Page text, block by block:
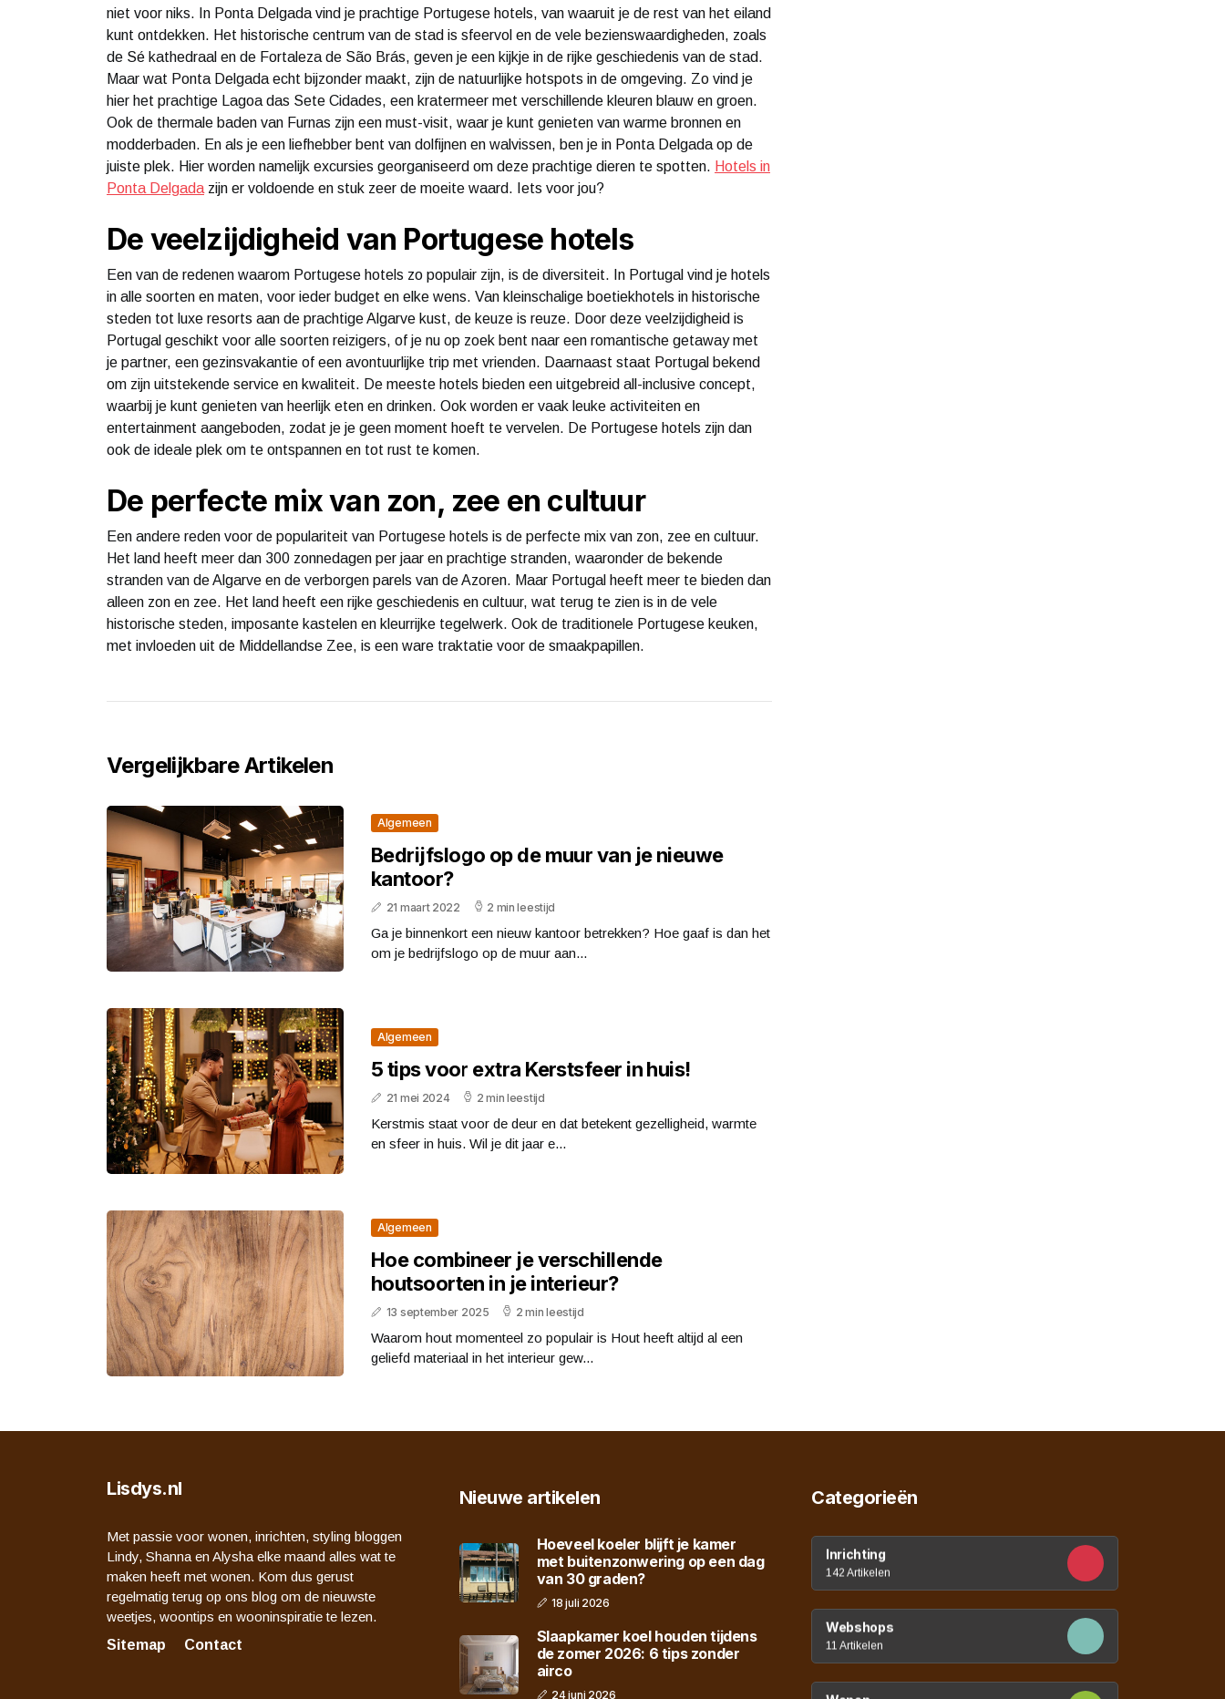
niet voor niks. In Ponta Delgada vind je prachtige Portugese hotels, van waaruit je de rest van het eiland
kunt ontdekken. Het historische centrum van de stad is sfeervol en de vele bezienswaardigheden, zoals
de Sé kathedraal en de Fortaleza de São Brás, geven je een kijkje in de rijke geschiedenis van de stad.
Maar wat Ponta Delgada echt bijzonder maakt, zijn de natuurlijke hotspots in de omgeving. Zo vind je
hier het prachtige Lagoa das Sete Cidades, een kratermeer met verschillende kleuren blauw en groen.
Ook de thermale baden van Furnas zijn een must-visit, waar je kunt genieten van warme bronnen en
modderbaden. En als je een liefhebber bent van dolfijnen en walvissen, ben je in Ponta Delgada op de
juiste plek. Hier worden namelijk excursies georganiseerd om deze prachtige dieren te spotten. Hotels in
Ponta Delgada zijn er voldoende en stuk zeer de moeite waard. Iets voor jou?
De veelzijdigheid van Portugese hotels
Een van de redenen waarom Portugese hotels zo populair zijn, is de diversiteit. In Portugal vind je hotels
in alle soorten en maten, voor ieder budget en elke wens. Van kleinschalige boetiekhotels in historische
steden tot luxe resorts aan de prachtige Algarve kust, de keuze is reuze. Door deze veelzijdigheid is
Portugal geschikt voor alle soorten reizigers, of je nu op zoek bent naar een romantische getaway met
je partner, een gezinsvakantie of een avontuurlijke trip met vrienden. Daarnaast staat Portugal bekend
om zijn uitstekende service en kwaliteit. De meeste hotels bieden een uitgebreid all-inclusive concept,
waarbij je kunt genieten van heerlijk eten en drinken. Ook worden er vaak leuke activiteiten en
entertainment aangeboden, zodat je je geen moment hoeft te vervelen. De Portugese hotels zijn dan
ook de ideale plek om te ontspannen en tot rust te komen.
De perfecte mix van zon, zee en cultuur
Een andere reden voor de populariteit van Portugese hotels is de perfecte mix van zon, zee en cultuur.
Het land heeft meer dan 300 zonnedagen per jaar en prachtige stranden, waaronder de bekende
stranden van de Algarve en de verborgen parels van de Azoren. Maar Portugal heeft meer te bieden dan
alleen zon en zee. Het land heeft een rijke geschiedenis en cultuur, wat terug te zien is in de vele
historische steden, imposante kastelen en kleurrijke tegelwerk. Ook de traditionele Portugese keuken,
met invloeden uit de Middellandse Zee, is een ware traktatie voor de smaakpapillen.
Vergelijkbare Artikelen
Algemeen
Bedrijfslogo op de muur van je nieuwe
kantoor?
21 maart 2022 2 min leestijd
Ga je binnenkort een nieuw kantoor betrekken? Hoe gaaf is dan het
om je bedrijfslogo op de muur aan...
Algemeen
5 tips voor extra Kerstsfeer in huis!
21 mei 2024 2 min leestijd
Kerstmis staat voor de deur en dat betekent gezelligheid, warmte
en sfeer in huis. Wil je dit jaar e...
Algemeen
Hoe combineer je verschillende
houtsoorten in je interieur?
13 september 2025 2 min leestijd
Waarom hout momenteel zo populair is Hout heeft altijd al een
geliefd materiaal in het interieur gew...
Lisdys.nl
Met passie voor wonen, inrichten, styling bloggen
Lindy, Shanna en Alysha elke maand alles wat te
maken heeft met wonen. Kom dus gerust
regelmatig terug op ons blog om de nieuwste
weetjes, woontips en wooninspiratie te lezen.
Sitemap
Contact
Nieuwe artikelen
Hoeveel koeler blijft je kamer
met buitenzonwering op een dag
van 30 graden?
18 juli 2026
Slaapkamer koel houden tijdens
de zomer 2026: 6 tips zonder
airco
24 juni 2026
Categorieën
Inrichting
142 Artikelen
Webshops
11 Artikelen